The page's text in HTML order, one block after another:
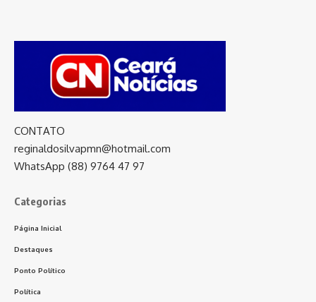
CONTATO
reginaldosilvapmn@hotmail.com
WhatsApp (88) 9764 47 97
Categorias
Página Inicial
Destaques
Ponto Político
Política